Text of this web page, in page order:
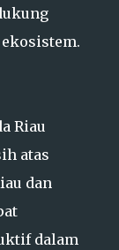
Riau
atas
dan
dalam